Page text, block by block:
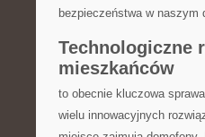
bezpieczeństwa w ‍naszym
Technologiczne
mieszkańców
to obecnie kluczowa
wielu innowacyjnych